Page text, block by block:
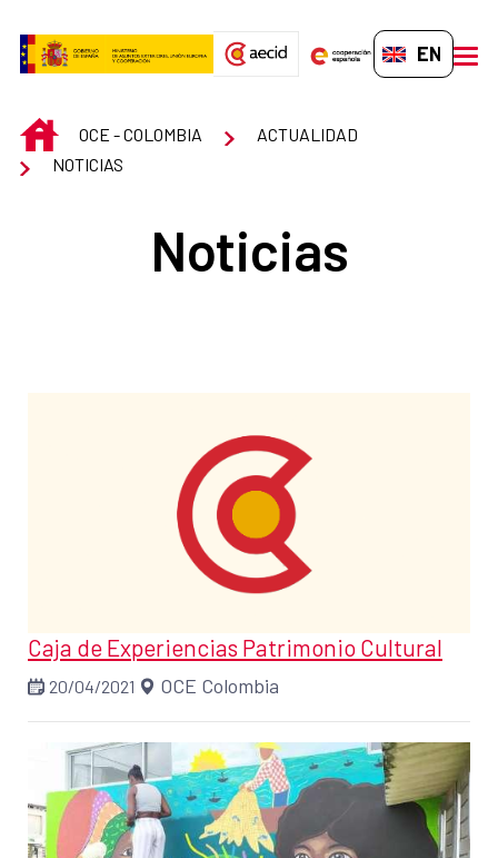
EN-GB
INICIOOCE - COLOMBIA
ACTUALIDAD
NOTICIAS
Noticias
Caja de Experiencias Patrimonio Cultural
20/04/2021 OCE Colombia